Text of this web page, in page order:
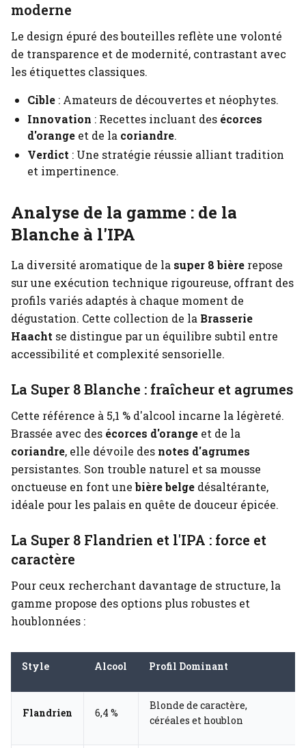
moderne
Le design épuré des bouteilles reflète une volonté
de transparence et de modernité, contrastant avec
les étiquettes classiques.
Cible : Amateurs de découvertes et néophytes.
Innovation : Recettes incluant des écorces
d'orange et de la coriandre.
Verdict : Une stratégie réussie alliant tradition
et impertinence.
Analyse de la gamme : de la
Blanche à l'IPA
La diversité aromatique de la super 8 bière repose
sur une exécution technique rigoureuse, offrant des
profils variés adaptés à chaque moment de
dégustation. Cette collection de la Brasserie
Haacht se distingue par un équilibre subtil entre
accessibilité et complexité sensorielle.
La Super 8 Blanche : fraîcheur et agrumes
Cette référence à 5,1 % d'alcool incarne la légèreté.
Brassée avec des écorces d'orange et de la
coriandre, elle dévoile des notes d'agrumes
persistantes. Son trouble naturel et sa mousse
onctueuse en font unebière belge désaltérante,
idéale pour les palais en quête de douceur épicée.
La Super 8 Flandrien et l'IPA : force et
caractère
Pour ceux recherchant davantage de structure, la
gamme propose des options plus robustes et
houblonnées :
Style Alcool Profil Dominant
Flandrien 6,4 %
Blonde de caractère,
céréales et houblon